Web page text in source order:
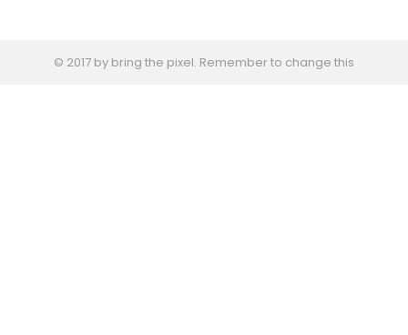
© 2017 by bring the pixel. Remember to change this